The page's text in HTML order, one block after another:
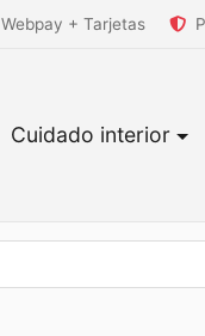
Webpay + Tarjetas
Cuidado interior